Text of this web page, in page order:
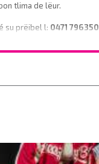
tlima de lëur.
su prëibel l: 0471 796350